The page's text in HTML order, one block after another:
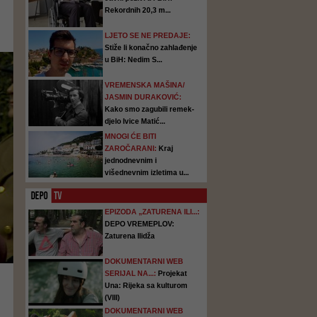
Rekordnih 20,3 m...
LJETO SE NE PREDAJE:
Stiže li konačno zahlađenje
u BiH: Nedim S...
VREMENSKA MAŠINA/
JASMIN DURAKOVIĆ:
Kako smo zagubili remek-
djelo Ivice Matić...
MNOGI ĆE BITI
ZAROČARANI: Kraj
jednodnevnim i
višednevnim izletima u...
DEPO TV
EPIZODA „ZATURENA ILI...:
DEPO VREMEPLOV:
Zaturena Ilidža
DOKUMENTARNI WEB
SERIJAL NA...: Projekat
Una: Rijeka sa kulturom
(VIII)
DOKUMENTARNI WEB